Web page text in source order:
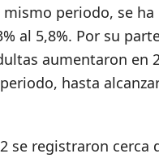
mismo periodo, se ha
al 5,8%. Por su
aumentaron en
hasta
se registraron cerca